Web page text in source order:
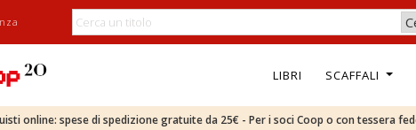
LIBRI SCAFFALI
online: spese di spedizione gratuite da 25€ - Per i soci Coop o con tessera